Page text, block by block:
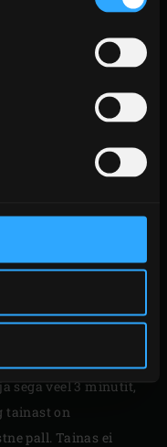
tainast on raske
taina peale.
vähem pärmi kui
vett
sega veel 3 minutit,
tainast on
pall. Tainas ei